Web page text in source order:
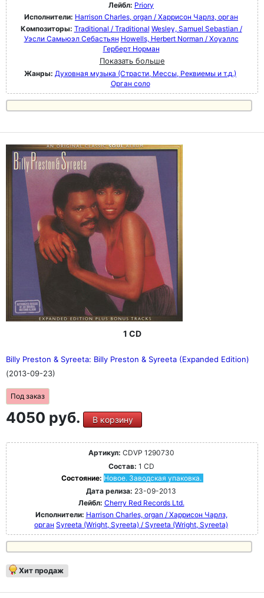
Лейбл: Priory
Исполнители: Harrison Charles, organ / Харрисон Чарлз, орган
Композиторы: Traditional / Traditional Wesley, Samuel Sebastian /
Уэсли Самьюэл Себастьян Howells, Herbert Norman / Хоуэллс
Герберт Норман
Показать больше
Жанры: Духовная музыка (Страсти, Мессы, Реквиемы и т.д.)
Орган соло
1 CD
Billy Preston & Syreeta: Billy Preston & Syreeta (Expanded Edition)
(2013-09-23)
Под заказ
4050 руб. В корзину
Артикул: CDVP 1290730
Состав: 1 CD
Состояние: Новое. Заводская упаковка.
Дата релиза: 23-09-2013
Лейбл: Cherry Red Records Ltd.
Исполнители: Harrison Charles, organ / Харрисон Чарлз,
орган Syreeta (Wright, Syreeta) / Syreeta (Wright, Syreeta)
Хит продаж